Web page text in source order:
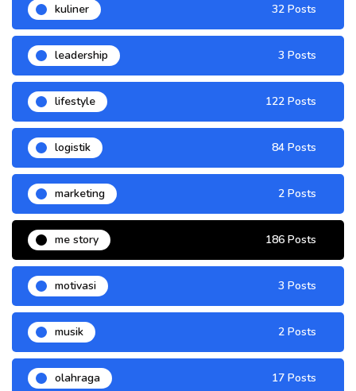
kuliner 32 Posts
leadership 3 Posts
lifestyle 122 Posts
logistik 84 Posts
marketing 2 Posts
me story 186 Posts
motivasi 3 Posts
musik 2 Posts
olahraga 17 Posts